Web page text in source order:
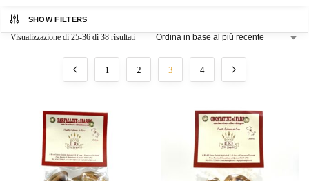
SHOW FILTERS
Visualizzazione di 25-36 di 38 risultati
1 2 3 4